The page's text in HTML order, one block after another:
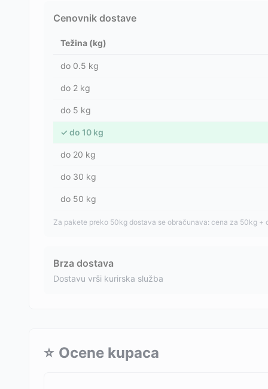
Cenovnik dostave
Težina (kg)
do 0.5 kg
do 2 kg
do 5 kg
✓ do 10 kg
do 20 kg
do 30 kg
do 50 kg
Za pakete preko 50kg dostava se obračunava: cena za 50kg +
Brza dostava
Dostavu vrši kurirska služba
⭐ Ocene kupaca